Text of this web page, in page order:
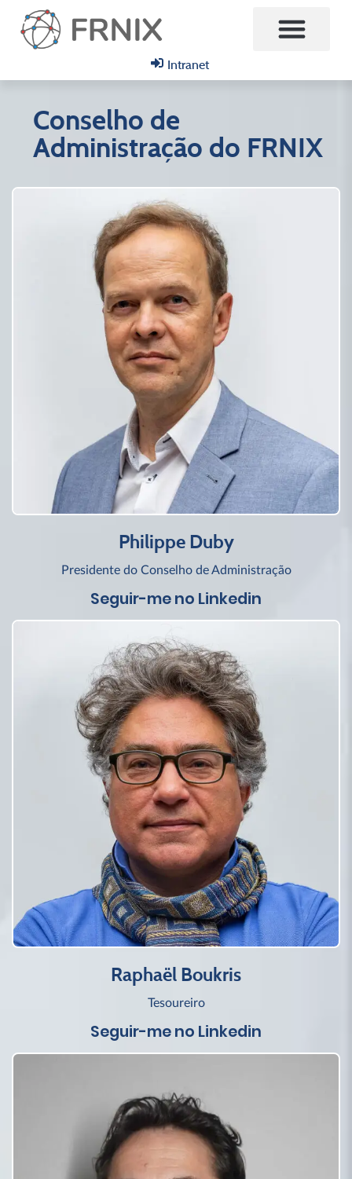
Intranet
Conselho de
Administração do FRNIX
Philippe Duby
Presidente do Conselho de Administração
Seguir-me no Linkedin
Raphaël Boukris
Tesoureiro
Seguir-me no Linkedin